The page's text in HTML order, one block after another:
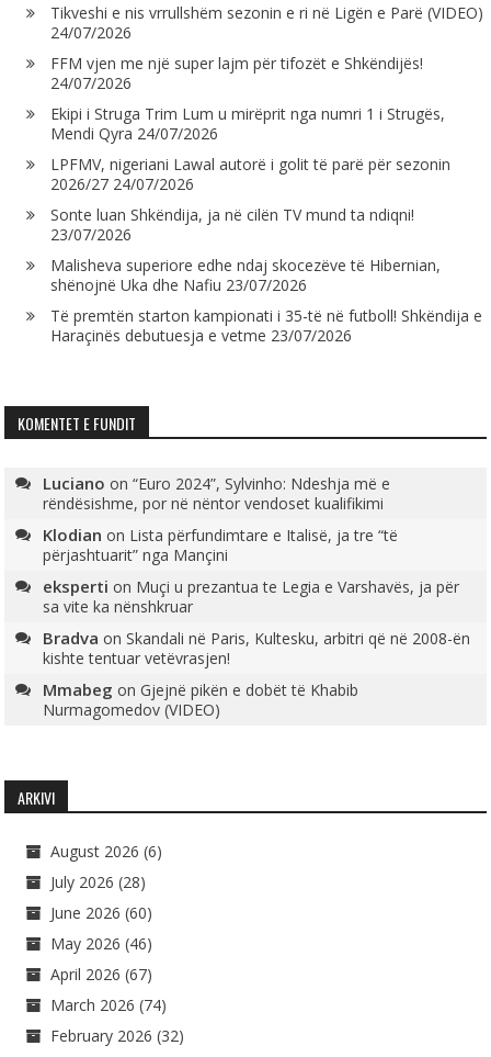
Tikveshi e nis vrrullshëm sezonin e ri në Ligën e Parë (VIDEO)
24/07/2026
FFM vjen me një super lajm për tifozët e Shkëndijës!
24/07/2026
Ekipi i Struga Trim Lum u mirëprit nga numri 1 i Strugës,
Mendi Qyra 24/07/2026
LPFMV, nigeriani Lawal autorë i golit të parë për sezonin
2026/27 24/07/2026
Sonte luan Shkëndija, ja në cilën TV mund ta ndiqni!
23/07/2026
Malisheva superiore edhe ndaj skocezëve të Hibernian,
shënojnë Uka dhe Nafiu 23/07/2026
Të premtën starton kampionati i 35-të në futboll! Shkëndija e
Haraçinës debutuesja e vetme 23/07/2026
KOMENTET E FUNDIT
Luciano on“Euro 2024”, Sylvinho: Ndeshja më e
rëndësishme, por në nëntor vendoset kualifikimi
Klodian on Lista përfundimtare e Italisë, ja tre “të
përjashtuarit” nga Mançini
eksperti on Muçi u prezantua te Legia e Varshavës, ja për
sa vite ka nënshkruar
Bradva onSkandali në Paris, Kultesku, arbitri që në 2008-ën
kishte tentuar vetëvrasjen!
Mmabeg onGjejnë pikën e dobët të Khabib
Nurmagomedov (VIDEO)
ARKIVI
August 2026 (6)
July 2026 (28)
June 2026 (60)
May 2026 (46)
April 2026 (67)
March 2026 (74)
February 2026 (32)